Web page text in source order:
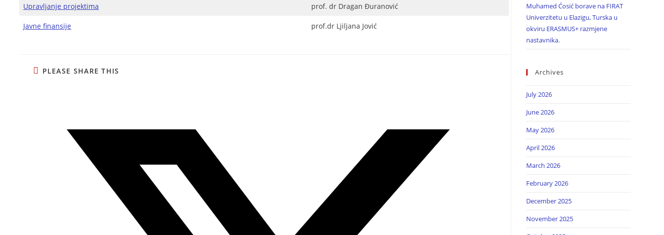
Upravljanje projektima prof. dr Dragan Đuranović
Javne finansije prof.dr Ljiljana Jović
PLEASE SHARE THIS
Muhamed Ćosić borave na FIRAT
Univerzitetu u Elazigu, Turska u
okviru ERASMUS+ razmjene
nastavnika.
Archives
July 2026
June 2026
May 2026
April 2026
March 2026
February 2026
December 2025
November 2025